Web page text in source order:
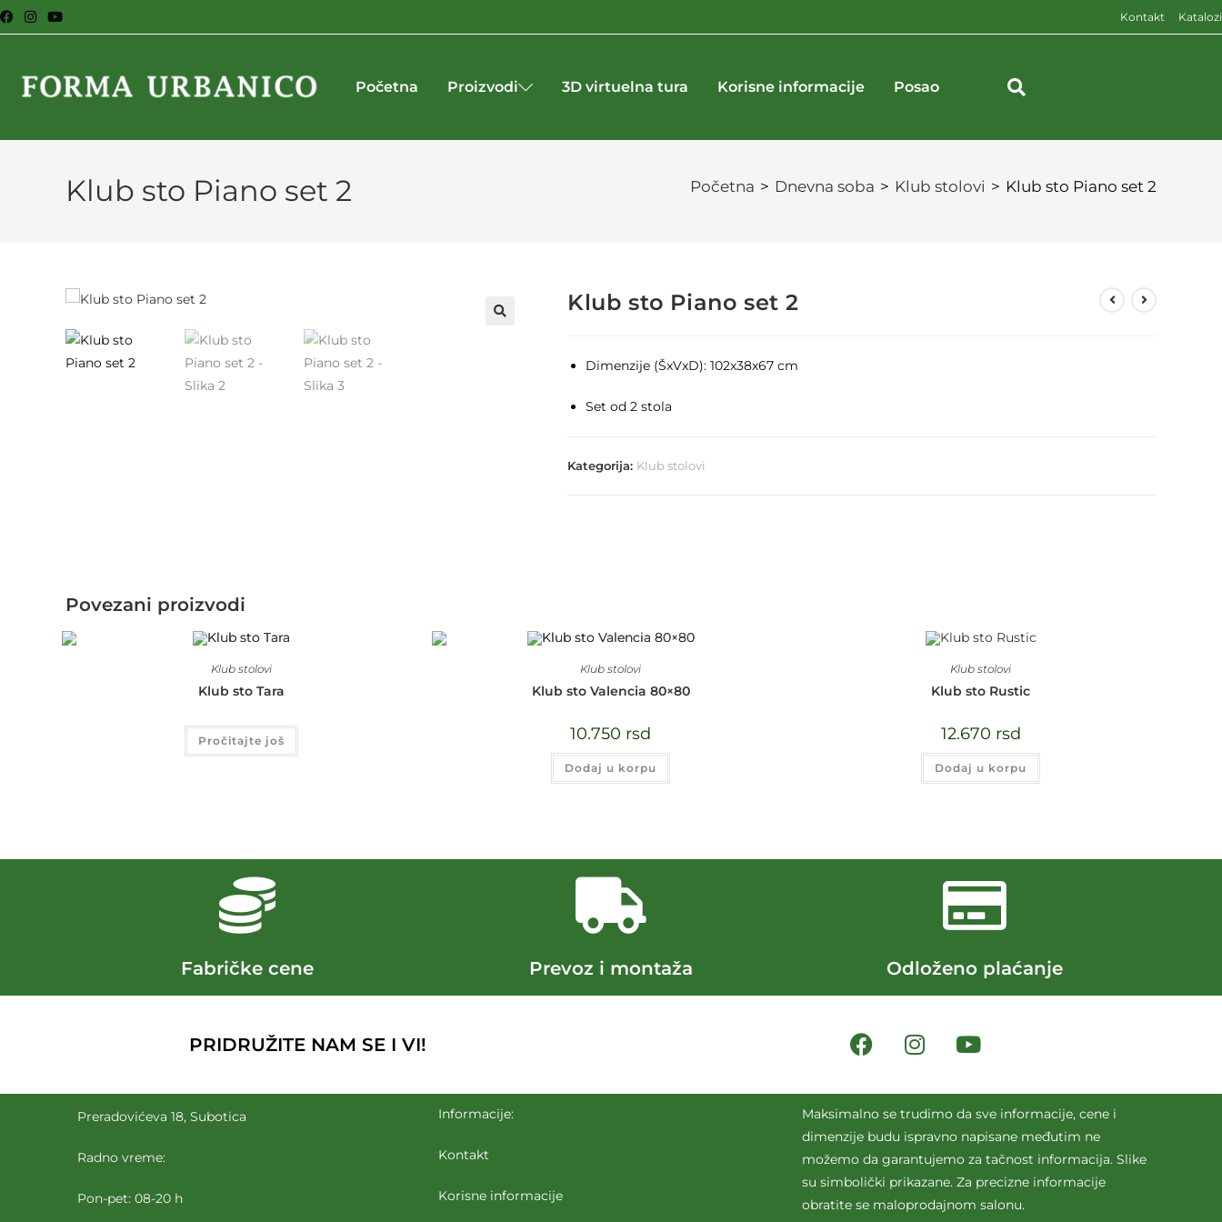
Kontakt Katalozi
Početna Proizvodi 3D virtuelna tura Korisne informacije Posao
Klub sto Piano set 2 Početna > Dnevna soba > Klub stolovi > Klub sto Piano set 2
Klub sto Piano set 2
Dimenzije (ŠxVxD): 102x38x67 cm
Set od 2 stola
Kategorija: Klub stolovi
Povezani proizvodi
Klub stolovi
Klub sto Tara
Pročitajte još
Klub stolovi
Klub sto Valencia 80×80
10.750 rsd
Dodaj u korpu
Klub stolovi
Klub sto Rustic
12.670 rsd
Dodaj u korpu
Fabričke cene Prevoz i montaža Odloženo plaćanje
PRIDRUŽITE NAM SE I VI!
Preradovićeva 18, Subotica
Radno vreme:
Pon-pet: 08-20 h
Informacije:
Kontakt
Korisne informacije
Maksimalno se trudimo da sve informacije, cene i
dimenzije budu ispravno napisane međutim ne
možemo da garantujemo za tačnost informacija. Slike
su simbolički prikazane. Za precizne informacije
obratite se maloprodajnom salonu.